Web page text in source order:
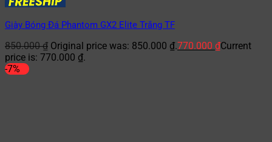
Giày Bóng Đá Phantom GX2 Elite Trắng TF
850.000₫ Original price was: 850.000 ₫.770.000 ₫Current
price is: 770.000 ₫.
-7%